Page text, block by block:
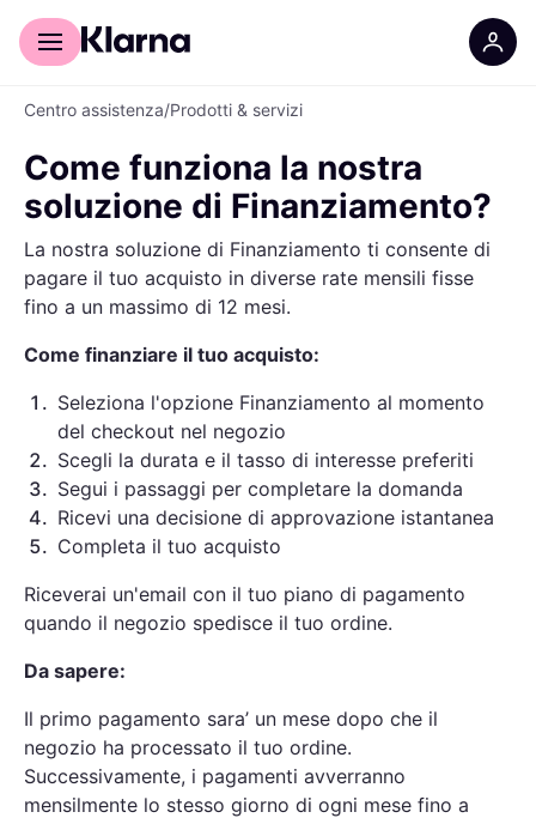
Per il tuo shopping
Centro assistenza/Prodotti & servizi
Come funziona la nostra
soluzione di Finanziamento?
La nostra soluzione di Finanziamento ti consente di
pagare il tuo acquisto in diverse rate mensili fisse
fino a un massimo di 12 mesi.
Come finanziare il tuo acquisto:
1 . Seleziona l'opzione Finanziamento al momento
del checkout nel negozio
2. Scegli la durata e il tasso di interesse preferiti
3. Segui i passaggi per completare la domanda
4. Ricevi una decisione di approvazione istantanea
5. Completa il tuo acquisto
Riceverai un'email con il tuo piano di pagamento
quando il negozio spedisce il tuo ordine.
Da sapere:
Il primo pagamento sara’ un mese dopo che il
negozio ha processato il tuo ordine.
Successivamente, i pagamenti avverranno
mensilmente lo stesso giorno di ogni mese fino a